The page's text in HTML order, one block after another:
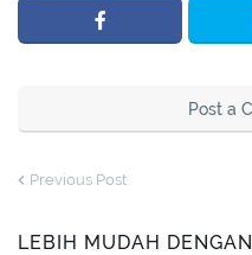
Post a
Previous Post
LEBIH MUDAH